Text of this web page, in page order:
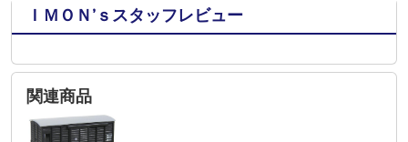
ＩＭＯＮ’ｓスタッフレビュー
関連商品